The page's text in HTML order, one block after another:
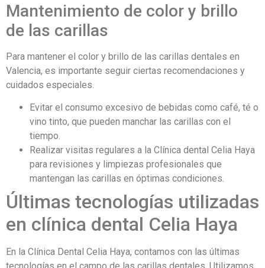
Mantenimiento de color y brillo
de las carillas
Para mantener el color y brillo de las carillas dentales en
Valencia, es importante seguir ciertas recomendaciones y
cuidados especiales.
Evitar el consumo excesivo de bebidas como café, té o
vino tinto, que pueden manchar las carillas con el
tiempo.
Realizar visitas regulares a la Clínica dental Celia Haya
para revisiones y limpiezas profesionales que
mantengan las carillas en óptimas condiciones.
Últimas tecnologías utilizadas
en clínica dental Celia Haya
En la Clínica Dental Celia Haya, contamos con las últimas